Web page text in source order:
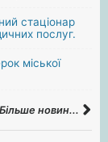
стаціонар
послуг.
міської
Більше новин...